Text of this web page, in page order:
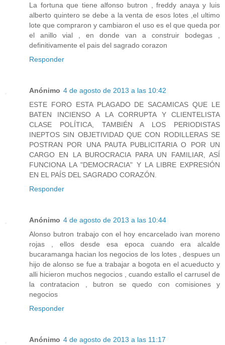
La fortuna que tiene alfonso butron , freddy anaya y luis
alberto quintero se debe a la venta de esos lotes ,el ultimo
lote que compraron y cambiaron el uso es el que queda por
el anillo vial , en donde van a construir bodegas ,
definitivamente el pais del sagrado corazon
Responder
Anónimo 4 de agosto de 2013 a las 10:42
ESTE FORO ESTA PLAGADO DE SACAMICAS QUE LE
BATEN INCIENSO A LA CORRUPTA Y CLIENTELISTA
CLASE POLÍTICA, TAMBIÉN A LOS PERIODISTAS
INEPTOS SIN OBJETIVIDAD QUE CON RODILLERAS SE
POSTRAN POR UNA PAUTA PUBLICITARIA O POR UN
CARGO EN LA BUROCRACIA PARA UN FAMILIAR, ASÍ
FUNCIONA LA "DEMOCRACIA" Y LA LIBRE EXPRESIÓN
EN EL PAÍS DEL SAGRADO CORAZÓN.
Responder
Anónimo 4 de agosto de 2013 a las 10:44
Alonso butron trabajo con el hoy encarcelado ivan moreno
rojas , ellos desde esa epoca cuando era alcalde
bucaramanga hacian los negocios de los lotes , despues un
hijo de alonso se fue a trabajar a bogota en el acueducto y
alli hicieron muchos negocios , cuando estallo el carrusel de
la contratacion , butron se quedo con comisiones y
negocios
Responder
Anónimo 4 de agosto de 2013 a las 11:17